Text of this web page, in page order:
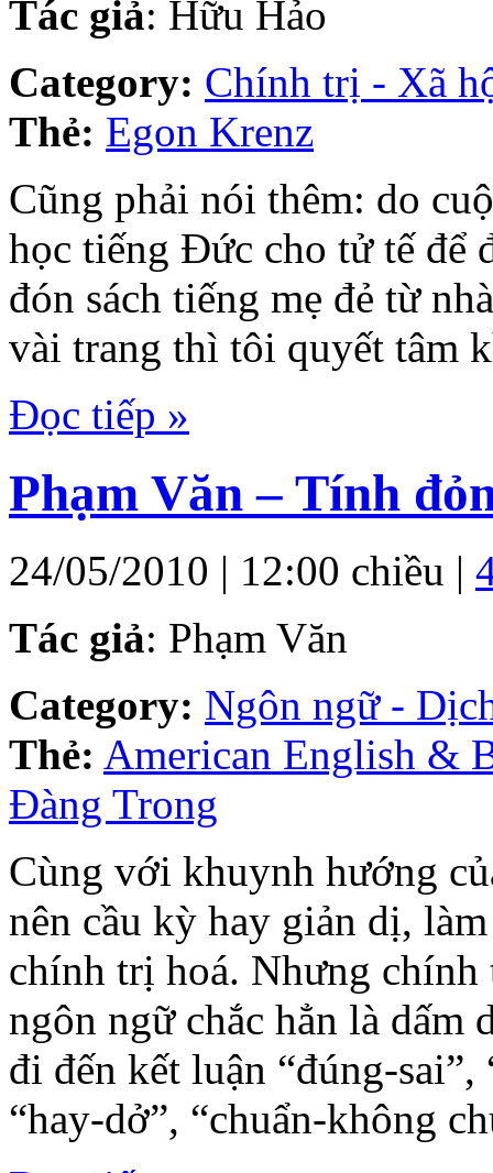
Tác giả: Hữu Hảo
Category: Chính trị - Xã
Thẻ: Egon Krenz
Cũng phải nói thêm: do
học tiếng Đức cho tử tế để
đón sách tiếng mẹ đẻ từ
vài trang thì tôi quyết tâm
Đọc tiếp »
Phạm Văn – Tính
24/05/2010 | 12:00 chiều |
Tác giả: Phạm Văn
Category: Ngôn ngữ -
Thẻ: American English &
Đàng Trong
Cùng với khuynh hướng
nên cầu kỳ hay giản dị,
chính trị hoá. Nhưng
ngôn ngữ chắc hẳn là dấm
đi đến kết luận “đúng-
“hay-dở”, “chuẩn-không